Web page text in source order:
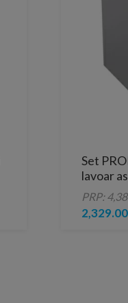
Set
lavoar
Acanto
PRP: